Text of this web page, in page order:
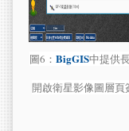
圖6： BigGIS中提供
開啟衛星影像圖層頁